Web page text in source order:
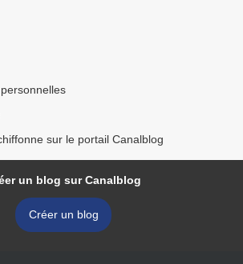
sur le portail Canalblog
un blog sur Canalblog
Créer un blog